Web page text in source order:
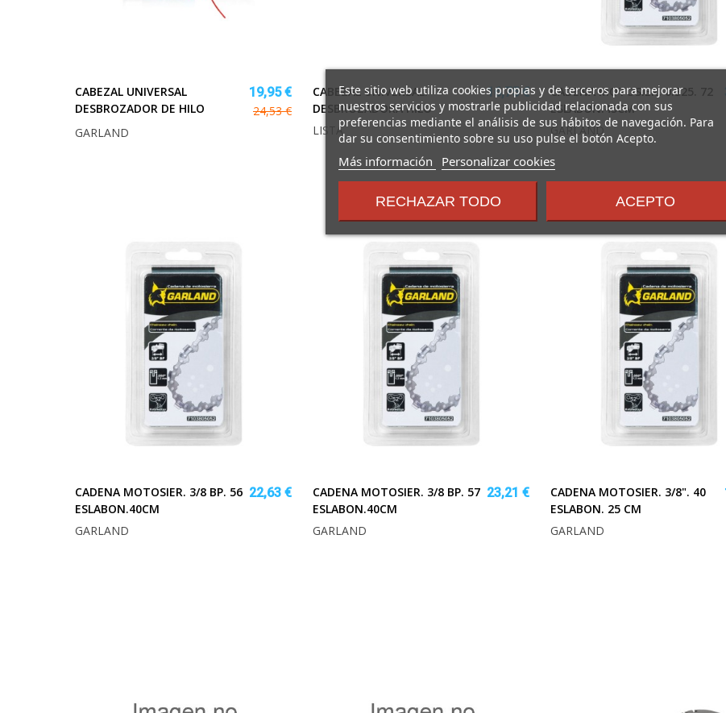
CABEZAL UNIVERSAL
DESBROZADOR DE HILO
19,95 €
24,53 €
GARLAND
CABEZAL UNIVERSAL.
DESBROZADORA HILO
16,75 €
LISTA
CADENA MOTOSIER. 0.325. 72
ESLABON.45CM
GARLAND
CADENA MOTOSIER. 3/8 BP. 56
ESLABON.40CM
22,63 €
GARLAND
CADENA MOTOSIER. 3/8 BP. 57
ESLABON.40CM
23,21 €
GARLAND
CADENA MOTOSIER. 3/8". 40
ESLABON. 25 CM
GARLAND
Este sitio web utiliza cookies propias y de terceros para mejorar
nuestros servicios y mostrarle publicidad relacionada con sus
preferencias mediante el análisis de sus hábitos de navegación. Para
dar su consentimiento sobre su uso pulse el botón Acepto.
Más información
sobre
y
condiciones
Personalizar cookies
RECHAZAR TODO ACEPTO